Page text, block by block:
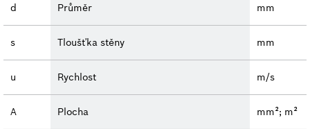
d Průměr mm
s Tloušťka stěny mm
u Rychlost m/s
A Plocha mm²; m²